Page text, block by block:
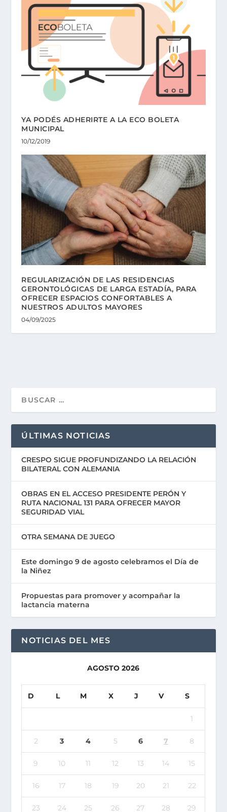
YA PODÉS ADHERIRTE A LA ECO BOLETA
MUNICIPAL
10/12/2019
REGULARIZACIÓN DE LAS RESIDENCIAS
GERONTOLÓGICAS DE LARGA ESTADÍA, PARA
OFRECER ESPACIOS CONFORTABLES A
NUESTROS ADULTOS MAYORES
04/09/2025
ÚLTIMAS NOTICIAS
CRESPO SIGUE PROFUNDIZANDO LA RELACIÓN
BILATERAL CON ALEMANIA
OBRAS EN EL ACCESO PRESIDENTE PERÓN Y
RUTA NACIONAL 131 PARA OFRECER MAYOR
SEGURIDAD VIAL
OTRA SEMANA DE JUEGO
Este domingo 9 de agosto celebramos el Día de
la Niñez
Propuestas para promover y acompañar la
lactancia materna
NOTICIAS DEL MES
AGOSTO 2026
D L M X J V S
1
2 3 4 5 6 7 8
9 10 11 12 13 14 15
16 17 18 19 20 21 22
23 24 25 26 27 28 29